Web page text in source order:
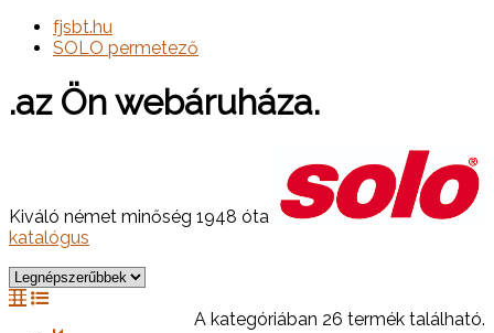
fjsbt.hu
SOLO permetező
.az Ön webáruháza.
Kiváló német minőség 1948 óta
katalógus
A kategóriában 26 termék található.